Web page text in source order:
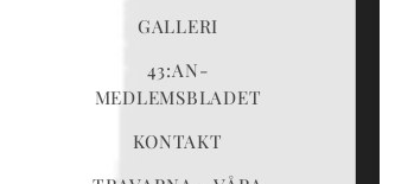
GALLERI
43:AN-
MEDLEMSBLADET
KONTAKT